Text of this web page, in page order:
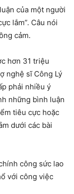
của một người
lắm”. Câu nói
cảm.
hơn 31 triệu
nghệ sĩ Công Lý
phải nhiều ý
những bình luận
tiêu cực hoặc
dưới các bài
công sức lao
với công việc